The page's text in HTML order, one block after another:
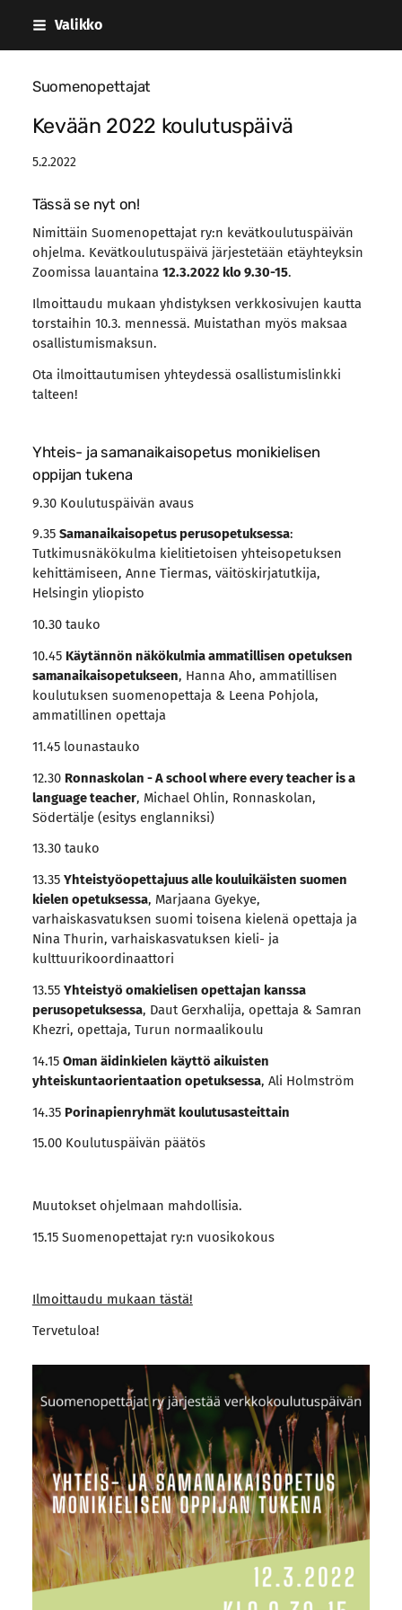
Siirry
Valikko
Suomenopettajat
Kevään 2022 koulutuspäivä
5.2.2022
Tässä se nyt on!
Nimittäin Suomenopettajat ry:n kevätkoulutuspäivän
ohjelma. Kevätkoulutuspäivä järjestetään etäyhteyksin
Zoomissa lauantaina 12.3.2022 klo 9.30-15.
Ilmoittaudu mukaan yhdistyksen verkkosivujen kautta
torstaihin 10.3. mennessä. Muistathan myös maksaa
osallistumismaksun.
Ota ilmoittautumisen yhteydessä osallistumislinkki
talteen!
Yhteis- ja samanaikaisopetus monikielisen
oppijan tukena
9.30 Koulutuspäivän avaus
9.35 Samanaikaisopetus perusopetuksessa:
Tutkimusnäkökulma kielitietoisen yhteisopetuksen
kehittämiseen, Anne Tiermas, väitöskirjatutkija,
Helsingin yliopisto
10.30 tauko
10.45 Käytännön näkökulmia ammatillisen opetuksen
samanaikaisopetukseen, Hanna Aho, ammatillisen
koulutuksen suomenopettaja & Leena Pohjola,
ammatillinen opettaja
11.45 lounastauko
12.30 Ronnaskolan - A school where every teacher is a
language teacher, Michael Ohlin, Ronnaskolan,
Södertälje (esitys englanniksi)
13.30 tauko
13.35 Yhteistyöopettajuus alle kouluikäisten suomen
kielen opetuksessa, Marjaana Gyekye,
varhaiskasvatuksen suomi toisena kielenä opettaja ja
Nina Thurin, varhaiskasvatuksen kieli- ja
kulttuurikoordinaattori
13.55 Yhteistyö omakielisen opettajan kanssa
perusopetuksessa, Daut Gerxhalija, opettaja & Samran
Khezri, opettaja, Turun normaalikoulu
14.15 Oman äidinkielen käyttö aikuisten
yhteiskuntaorientaation opetuksessa, Ali Holmström
14.35 Porinapienryhmät koulutusasteittain
15.00 Koulutuspäivän päätös
Muutokset ohjelmaan mahdollisia.
15.15 Suomenopettajat ry:n vuosikokous
Ilmoittaudu mukaan tästä!
Tervetuloa!